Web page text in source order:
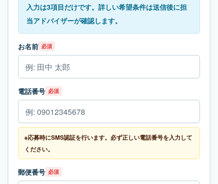
入力は3項目だけです。詳しい希望条件は送信後に担
当アドバイザーが確認します。
お名前 必須
電話番号 必須
※応募時にSMS認証を行います。必ず正しい電話番号を入力して
ください。
郵便番号 必須